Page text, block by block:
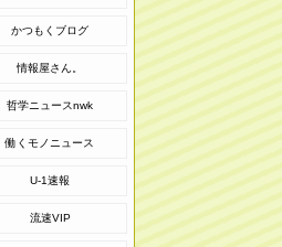
かつもくブログ
情報屋さん。
哲学ニュースnwk
働くモノニュース
U-1速報
流速VIP